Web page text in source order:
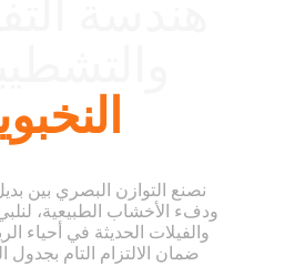
نصنع التوازن البصري بين
ودفء الأخشاب الطبيعية،
والفيلات الحديثة في أحياء
ضمان الالتزام التام بجدول